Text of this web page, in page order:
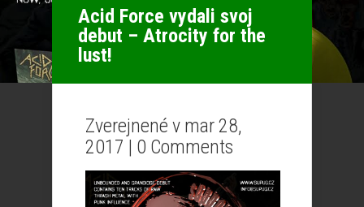
Acid Force vydali svoj
debut – Atrocity for the
lust!
Zverejnené v mar 28,
2017 | 0 Comments